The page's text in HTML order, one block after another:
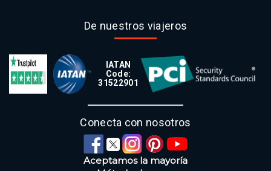
De nuestros viajeros
IATAN
Code:
31522901
Conecta con nosotros
Aceptamos la mayoría